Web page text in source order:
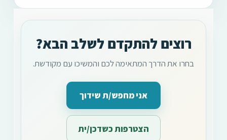
רוצים להתקדם לשלב הבא?
בחרו את הדרך המתאימה לכם והמשיכו עם מקודשת.
אני מחפש/ת שידוך
הצטרפות כשדכן/ית